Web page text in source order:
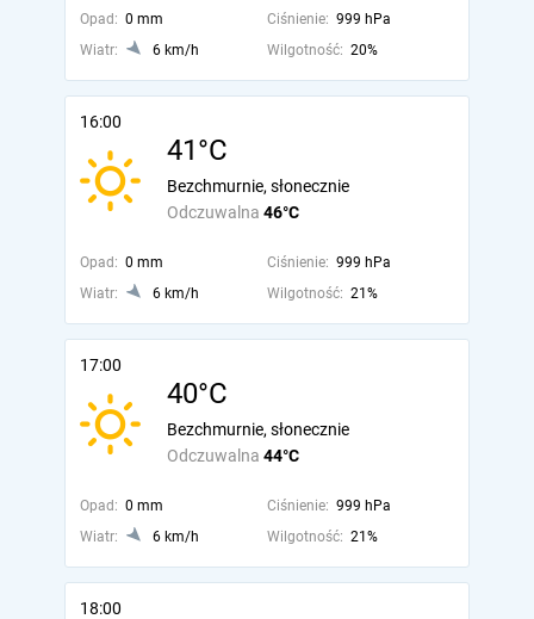
Opad: 0 mm Ciśnienie: 999 hPa
Wiatr:
6 km/h Wilgotność: 20%
16:00
41°C
Odczuwalna 46°C
Bezchmurnie, słonecznie
Opad: 0 mm Ciśnienie: 999 hPa
Wiatr:
6 km/h Wilgotność: 21%
17:00
40°C
Odczuwalna 44°C
Bezchmurnie, słonecznie
Opad: 0 mm Ciśnienie: 999 hPa
Wiatr:
6 km/h Wilgotność: 21%
18:00